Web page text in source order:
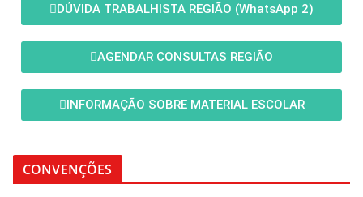
DÚVIDA TRABALHISTA REGIÃO (WhatsApp 2)
AGENDAR CONSULTAS REGIÃO
INFORMAÇÃO SOBRE MATERIAL ESCOLAR
CONVENÇÕES